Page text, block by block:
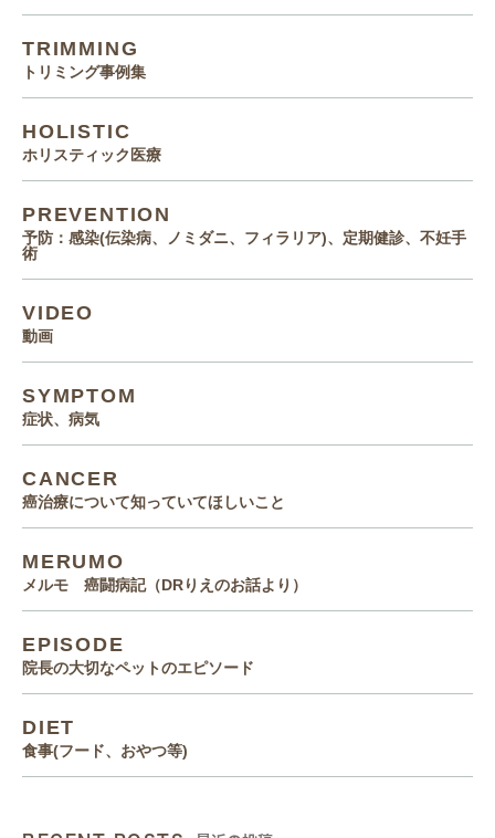
TRIMMING
トリミング事例集
HOLISTIC
ホリスティック医療
PREVENTION
予防：感染(伝染病、ノミダニ、フィラリア)、定期健診、不妊手
術
VIDEO
動画
SYMPTOM
症状、病気
CANCER
癌治療について知っていてほしいこと
MERUMO
メルモ 癌闘病記（DRりえのお話より）
EPISODE
院長の大切なペットのエピソード
DIET
食事(フード、おやつ等)